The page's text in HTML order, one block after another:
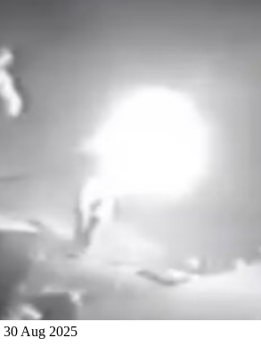
30 Aug 2025